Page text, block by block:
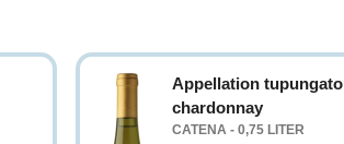
Appellation tupungato
chardonnay
CATENA - 0,75 LITER